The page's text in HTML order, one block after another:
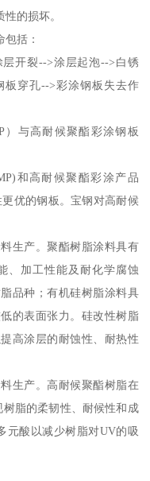
的损坏。
括：
开裂-->涂层起泡-->白锈
板穿孔-->彩涂钢板失去作
）与高耐候聚酯彩涂钢板
和高耐候聚酯彩涂产品
更优的钢板。宝钢对高耐候
生产。聚酯树脂涂料具有
、加工性能及耐化学腐蚀
品种；有机硅树脂涂料具
的表面张力。硅改性树脂
高涂层的耐蚀性、耐热性
生产。高耐候聚酯树脂在
脂的柔韧性、耐候性和成
元酸以减少树脂对UV的吸